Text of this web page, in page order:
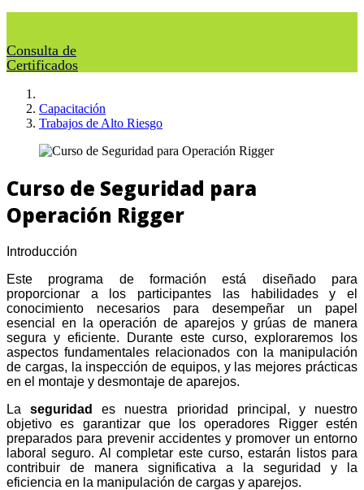
Consulta de
Certificados
Capacitación
Trabajos de Alto Riesgo
Curso de Seguridad para
Operación Rigger
Introducción
Este programa de formación está diseñado para
proporcionar a los participantes las habilidades y el
conocimiento necesarios para desempeñar un papel
esencial en la operación de aparejos y grúas de manera
segura y eficiente. Durante este curso, exploraremos los
aspectos fundamentales relacionados con la manipulación
de cargas, la inspección de equipos, y las mejores prácticas
en el montaje y desmontaje de aparejos.
Laseguridad
es nuestra prioridad principal, y nuestro
objetivo es garantizar que los operadores Rigger estén
preparados para prevenir accidentes y promover un entorno
laboral seguro. Al completar este curso, estarán listos para
contribuir de manera significativa a la seguridad y la
eficiencia en la manipulación de cargas y aparejos.